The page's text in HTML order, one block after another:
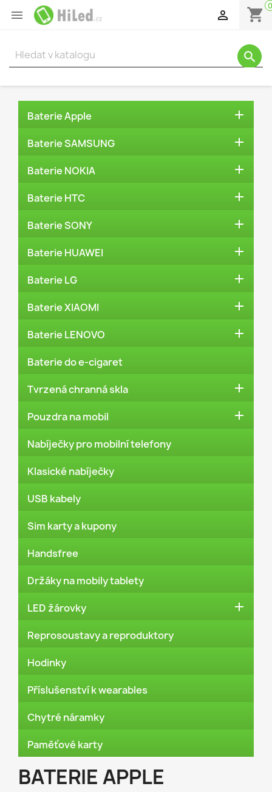
 shopping_cart 0

search
Baterie Apple 
Baterie SAMSUNG 
Baterie NOKIA 
Baterie HTC 
Baterie SONY 
Baterie HUAWEI 
Baterie LG 
Baterie XIAOMI 
Baterie LENOVO 
Baterie do e-cigaret
Tvrzená chranná skla 
Pouzdra na mobil 
Nabíječky pro mobilní telefony
Klasické nabíječky
USB kabely
Sim karty a kupony
Handsfree
Držáky na mobily tablety
LED žárovky 
Reprosoustavy a reproduktory
Hodinky
Příslušenství k wearables
Chytré náramky
Paměťové karty
BATERIE APPLE